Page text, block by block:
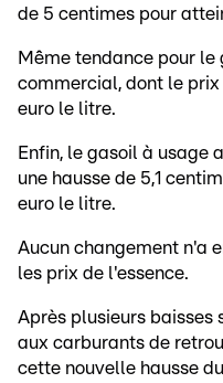
de 5 centimes pour
Même tendance pour
commercial, dont le prix
euro le litre.
Enfin, le gasoil à usage
une hausse de 5,1
euro le litre.
Aucun changement n'a
les prix de l'essence.
Après plusieurs baisses
aux carburants de
cette nouvelle hausse